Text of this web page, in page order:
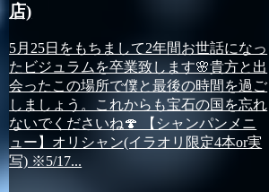
店)
5月25日をもちまして2年間お世話になっ
たビジュラムを卒業致します🌸貴方と出
会ったこの場所で僕と最後の時間を過ご
しましょう。これからも宝石の国を忘れ
ないでくださいね🍄 【シャンパンメニ
ュー】オリシャン(イラオリ限定4本or実
写) ※5/17...